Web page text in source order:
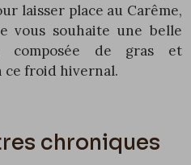
laisser place au Carême,
vous souhaite une belle
composée de gras et
ce froid hivernal.
chroniques